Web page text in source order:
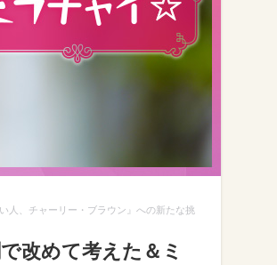
人、チャーリー・ブラウン』への新たな挑
改めて考えた＆ミ